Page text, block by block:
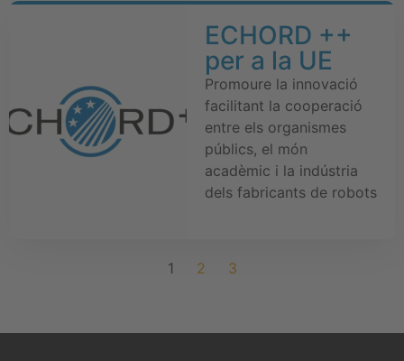
ECHORD ++
per a la UE
Promoure la innovació
facilitant la cooperació
entre els organismes
públics, el món
acadèmic i la indústria
dels fabricants de robots
1 2 3